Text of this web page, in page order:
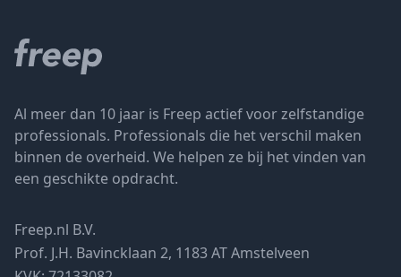
Al meer dan 10 jaar is Freep actief voor zelfstandige
professionals. Professionals die het verschil maken
binnen de overheid. We helpen ze bij het vinden van
een geschikte opdracht.
Freep.nl B.V.
Prof. J.H. Bavincklaan 2, 1183 AT Amstelveen